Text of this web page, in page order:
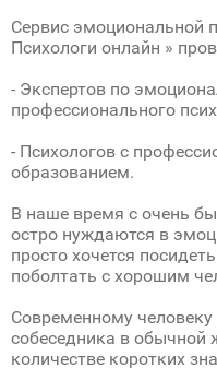
Сервис эмоциональной
Психологи онлайн »
- Экспертов по
профессионального
- Психологов с
образованием.
В наше время с очень
остро нуждаются в
просто хочется
поболтать с хорошим
Современному
собеседника в
количестве коротких